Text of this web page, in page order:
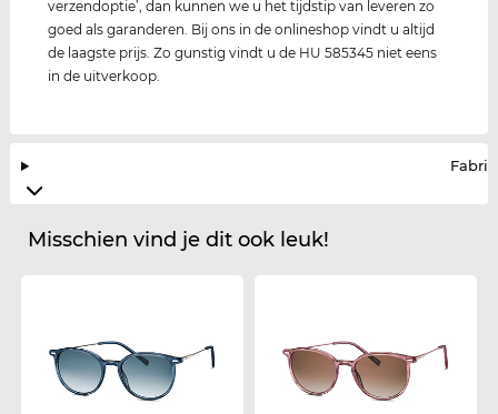
verzendoptie’, dan kunnen we u het tijdstip van leveren zo
goed als garanderen. Bij ons in de onlineshop vindt u altijd
de laagste prijs. Zo gunstig vindt u de HU 585345 niet eens
in de uitverkoop.
Misschien vind je dit ook leuk!